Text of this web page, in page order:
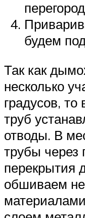
будем
Так как
несколько
градусов,
труб
отводы. В
трубы через
перекрытия
обшиваем